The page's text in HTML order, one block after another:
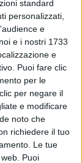
standard
personalizzati,
e
e i nostri 1733
e
Puoi fare clic
per le
per negare il
e modificare
noto che
richiedere il tuo
Le tue
Puoi
nel giorno
i suoi
foto che lo
indica
"SÌ". Ad
gioco di
Ci vorrà
ma arriverà.